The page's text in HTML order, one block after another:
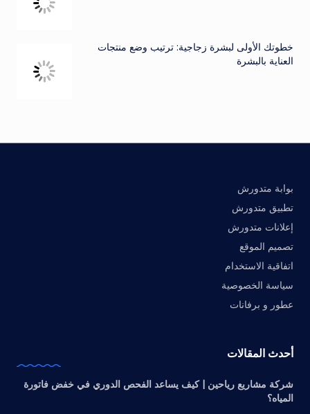
خطوتك الأولى لبشرة زجاجية: ترتيب وضع منتجات
العناية بالبشرة
بوابة متدورش
تطبيق متدورش
إعلانات متدورش
تصميم الموقع
اتفاقية الاستخدام
سياسة الخصوصية
عطور و برفانات
أحدث المقالات
شركة مشاريع رياحين | كيف يساعد الفحص الدوري في خفض فاتورة
المياه؟